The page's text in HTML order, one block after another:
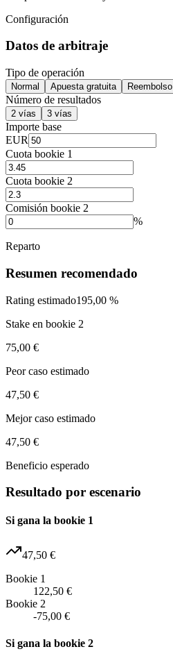
Configuración
Datos de arbitraje
Tipo de operación
Normal Apuesta gratuita Reembolso
Número de resultados
2 vías 3 vías
Importe base
EUR
Cuota bookie 1
Cuota bookie 2
Comisión bookie 2
%
Reparto
Resumen recomendado
Rating estimado195,00 %
Stake en bookie 2
75,00 €
Peor caso estimado
47,50 €
Mejor caso estimado
47,50 €
Beneficio esperado
Resultado por escenario
Si gana la bookie 1
47,50 €
Bookie 1
122,50 €
Bookie 2
-75,00 €
Si gana la bookie 2